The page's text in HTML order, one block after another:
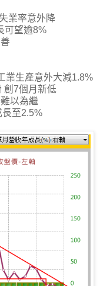
業率意外降
可望逾8%
業生產意外大減1.8%
創7個月新低
以為繼
至2.5%